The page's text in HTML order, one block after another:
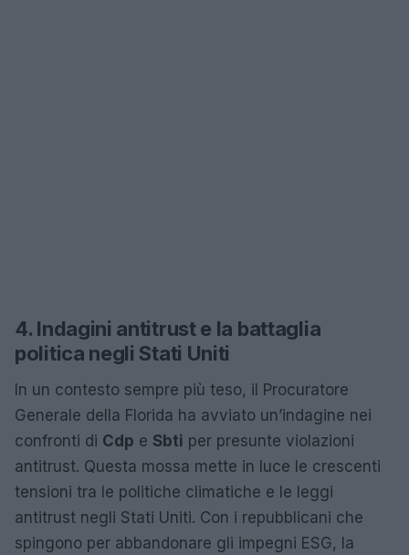
4. Indagini antitrust e la battaglia
politica negli Stati Uniti
In un contesto sempre più teso, il Procuratore
Generale della Florida ha avviato un’indagine nei
confronti di Cdp e Sbti per presunte violazioni
antitrust. Questa mossa mette in luce le crescenti
tensioni tra le politiche climatiche e le leggi
antitrust negli Stati Uniti. Con i repubblicani che
spingono per abbandonare gli impegni ESG, la